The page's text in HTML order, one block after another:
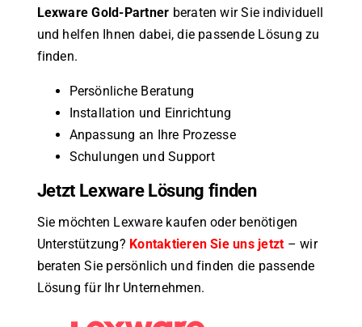
Lexware Gold-Partner beraten wir Sie individuell
und helfen Ihnen dabei, die passende Lösung zu
finden.
Persönliche Beratung
Installation und Einrichtung
Anpassung an Ihre Prozesse
Schulungen und Support
Jetzt Lexware Lösung finden
Sie möchten Lexware kaufen oder benötigen
Unterstützung? Kontaktieren Sie uns jetzt – wir
beraten Sie persönlich und finden die passende
Lösung für Ihr Unternehmen.